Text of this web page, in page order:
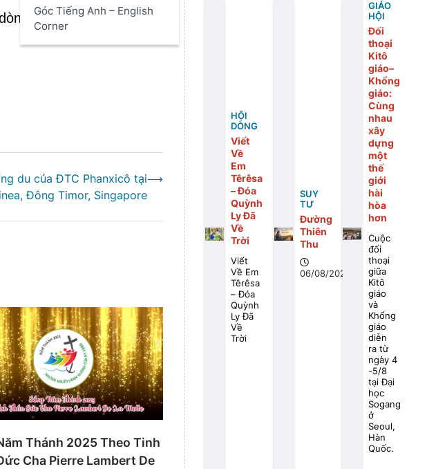
Góc Tiếng Anh – English
Corner
Mến Thánh Giá Huế
du của ĐTC Phanxicô tại
Đông Timor, Singapore
⟶
Thánh 2025 Theo Tinh
Cha Pierre Lambert De
HỘI
DÒNG
Viết
Về
Em
Têrêsa
– Đóa
Quỳnh
Ly Đã
Về
Trời
Viết
Về Em
Têrêsa
– Đóa
Quỳnh
Ly Đã
Về
Trời
SUY
TƯ
Đường
Thiên
Thu
06/08/2026
GIÁO
HỘI
Đối
thoại
Kitô
giáo–
Khổng
giáo:
Cùng
nhau
xây
dựng
một
thế
giới
hài
hòa
hơn
Cuộc
đối
thoại
giữa
Kitô
giáo
và
Khổng
giáo
diễn
ra từ
ngày 4
-5/8
tại Đại
học
Sogang
ở
Seoul,
Hàn
Quốc.